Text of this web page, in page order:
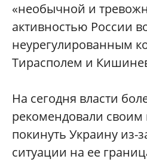
«необычной и
активностью России
неурегулированным
Тирасполем и
На сегодня власти
рекомендовали своим
покинуть Украину из-
ситуации на ее